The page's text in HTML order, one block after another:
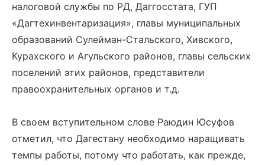
налоговой службы по РД, Даггосстата, ГУП
«Дагтехинвентаризация», главы муниципальных
образований Сулейман-Стальского, Хивского,
Курахского и Агульского районов, главы сельских
поселений этих районов, представители
правоохранительных органов и т.д.
В своем вступительном слове Раюдин Юсуфов
отметил, что Дагестану необходимо наращивать
темпы работы, потому что работать, как прежде,